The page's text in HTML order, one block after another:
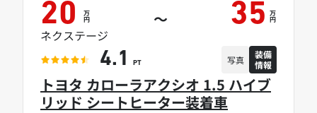
トヨタ カローラアクシオ 1.5 ハイブ
リッド シートヒーター装着車
20 万
円 ～ 35 万
円
ネクステージ
4.1 PT 写真
装備
情報